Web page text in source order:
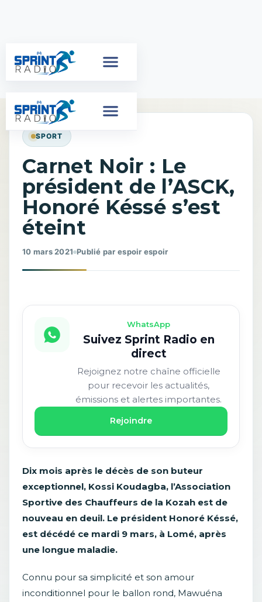
SPORT
Carnet Noir : Le
président de l’ASCK,
Honoré Késsé s’est
éteint
10 mars 2021 Publié par espoir espoir
WhatsApp
Suivez Sprint Radio en
direct
Rejoignez notre chaîne officielle
pour recevoir les actualités,
émissions et alertes importantes.
Rejoindre
Dix mois après le décès de son buteur
exceptionnel, Kossi Koudagba, l’Association
Sportive des Chauffeurs de la Kozah est de
nouveau en deuil. Le président Honoré Késsé,
est décédé ce mardi 9 mars, à Lomé, après
une longue maladie.
Connu pour sa simplicité et son amour
inconditionnel pour le ballon rond, Mawuéna